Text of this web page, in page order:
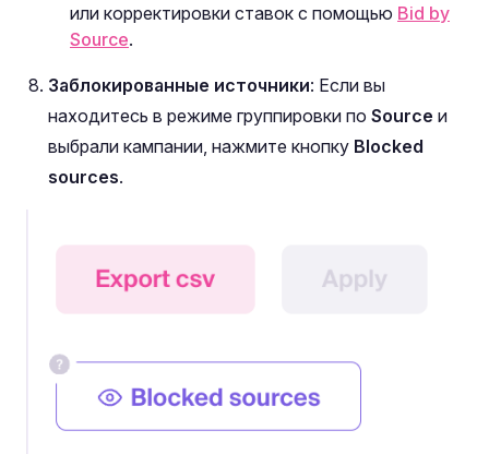
или корректировки ставок с помощью Bid by
Source.
Заблокированные источники: Если вы
находитесь в режиме группировки по Source и
выбрали кампании, нажмите кнопку Blocked
sources.